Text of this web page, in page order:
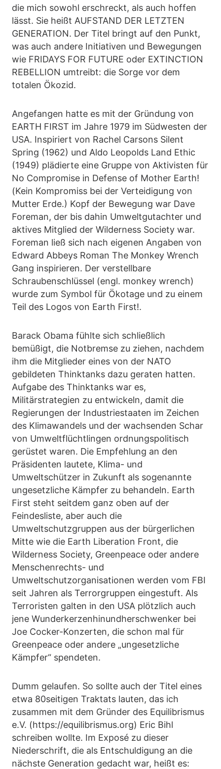
die mich sowohl erschreckt, als auch hoffen
lässt. Sie heißt AUFSTAND DER LETZTEN
GENERATION. Der Titel bringt auf den Punkt,
was auch andere Initiativen und Bewegungen
wie FRIDAYS FOR FUTURE oder EXTINCTION
REBELLION umtreibt: die Sorge vor dem
totalen Ökozid.
Angefangen hatte es mit der Gründung von
EARTH FIRST im Jahre 1979 im Südwesten der
USA. Inspiriert von Rachel Carsons Silent
Spring (1962) und Aldo Leopolds Land Ethic
(1949) plädierte eine Gruppe von Aktivisten für
No Compromise in Defense of Mother Earth!
(Kein Kompromiss bei der Verteidigung von
Mutter Erde.) Kopf der Bewegung war Dave
Foreman, der bis dahin Umweltgutachter und
aktives Mitglied der Wilderness Society war.
Foreman ließ sich nach eigenen Angaben von
Edward Abbeys Roman The Monkey Wrench
Gang inspirieren. Der verstellbare
Schraubenschlüssel (engl. monkey wrench)
wurde zum Symbol für Ökotage und zu einem
Teil des Logos von Earth First!.
Barack Obama fühlte sich schließlich
bemüßigt, die Notbremse zu ziehen, nachdem
ihm die Mitglieder eines von der NATO
gebildeten Thinktanks dazu geraten hatten.
Aufgabe des Thinktanks war es,
Militärstrategien zu entwickeln, damit die
Regierungen der Industriestaaten im Zeichen
des Klimawandels und der wachsenden Schar
von Umweltflüchtlingen ordnungspolitisch
gerüstet waren. Die Empfehlung an den
Präsidenten lautete, Klima- und
Umweltschützer in Zukunft als sogenannte
ungesetzliche Kämpfer zu behandeln. Earth
First steht seitdem ganz oben auf der
Feindesliste, aber auch die
Umweltschutzgruppen aus der bürgerlichen
Mitte wie die Earth Liberation Front, die
Wilderness Society, Greenpeace oder andere
Menschenrechts- und
Umweltschutzorganisationen werden vom FBI
seit Jahren als Terrorgruppen eingestuft. Als
Terroristen galten in den USA plötzlich auch
jene Wunderkerzenhinundherschwenker bei
Joe Cocker-Konzerten, die schon mal für
Greenpeace oder andere „ungesetzliche
Kämpfer“ spendeten.
Dumm gelaufen. So sollte auch der Titel eines
etwa 80seitigen Traktats lauten, das ich
zusammen mit dem Gründer des Equilibrismus
e.V. (https://equilibrismus.org) Eric Bihl
schreiben wollte. Im Exposé zu dieser
Niederschrift, die als Entschuldigung an die
nächste Generation gedacht war, heißt es: